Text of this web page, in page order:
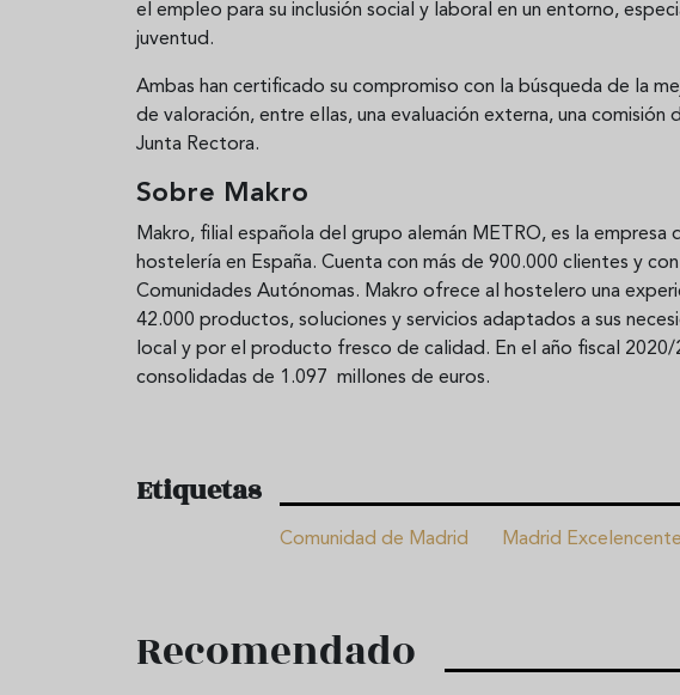
el empleo para su inclusión social y laboral en un entorno,
juventud.
Ambas han certificado su compromiso con la búsqueda de la
de valoración, entre ellas, una evaluación externa, una
Junta Rectora.
Sobre Makro
Makro, filial española del grupo alemán METRO, es la
hostelería en España. Cuenta con más de 900.000 clientes y
Comunidades Autónomas. Makro ofrece al hostelero una
42.000 productos, soluciones y servicios adaptados a sus
local y por el producto fresco de calidad. En el año fiscal
consolidadas de 1.097 millones de euros.
Etiquetas
Comunidad de Madrid Madrid Excelencente
Recomendado